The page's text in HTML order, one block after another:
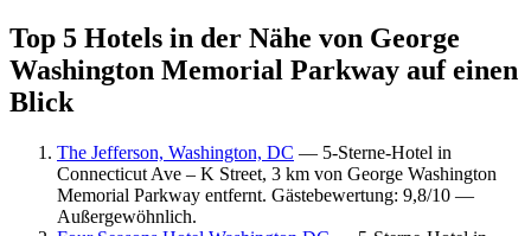
Top 5 Hotels in der Nähe von George
Washington Memorial Parkway auf einen
Blick
The Jefferson, Washington, DC — 5-Sterne-Hotel in
Connecticut Ave – K Street, 3 km von George Washington
Memorial Parkway entfernt. Gästebewertung: 9,8/10 —
Außergewöhnlich.